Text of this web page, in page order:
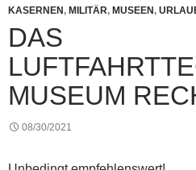
KASERNEN , MILITÄR, MUSEEN ,
DAS
MUSEUM
08/30/2021